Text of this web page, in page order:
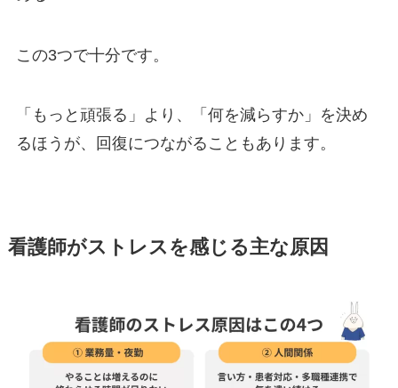
この3つで十分です。
「もっと頑張る」より、「何を減らすか」を決め
るほうが、回復につながることもあります。
看護師がストレスを感じる主な原因